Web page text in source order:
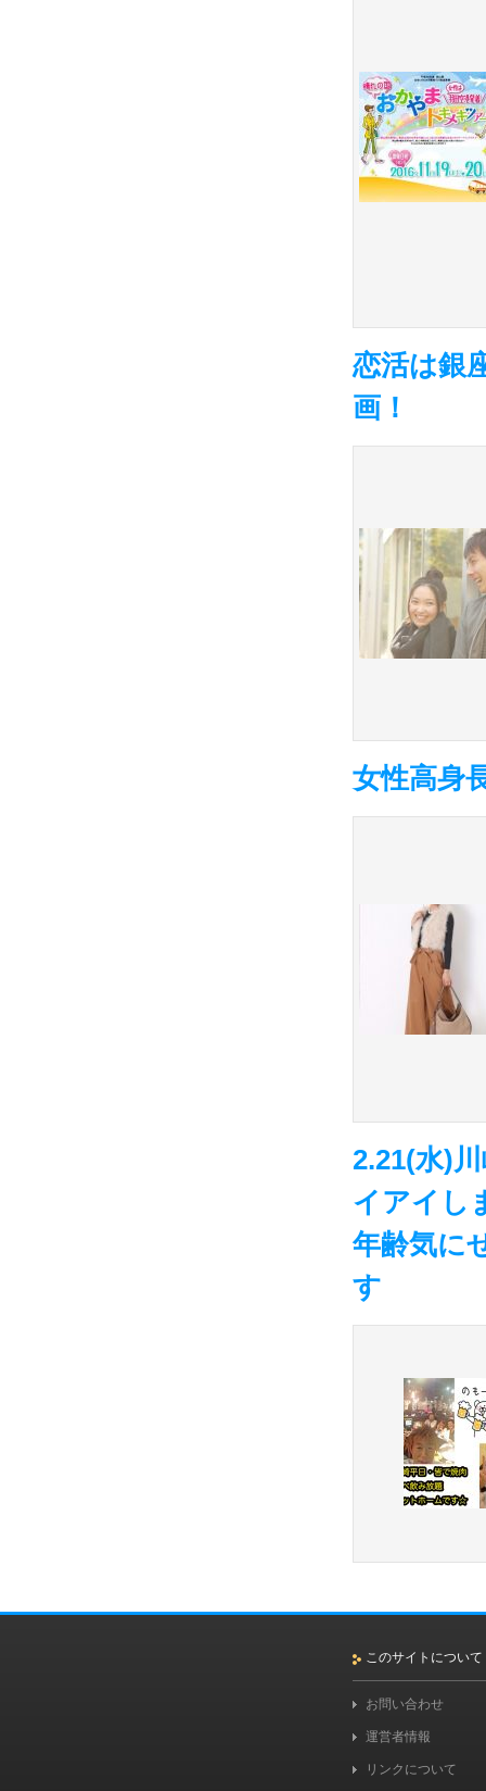
恋活は銀
画！
女性高身
2.21(水)
イアイし
年齢気に
す
このサイトについて
お問い合わせ
運営者情報
リンクについて